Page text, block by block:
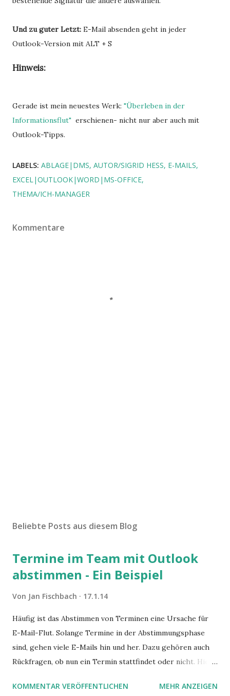
Und zu guter Letzt: E-Mail absenden geht in jeder
Outlook-Version mit ALT + S
Hinweis:
Gerade ist mein neuestes Werk: "Überleben in der
Informationsflut" erschienen- nicht nur aber auch mit
Outlook-Tipps.
LABELS: ABLAGE|DMS AUTOR/SIGRID HESS E-MAILS
EXCEL|OUTLOOK|WORD|MS-OFFICE
THEMA/ICH-MANAGER
Kommentare
Beliebte Posts aus diesem Blog
Termine im Team mit Outlook
abstimmen - Ein Beispiel
Von Jan Fischbach 17.1.14
Häufig ist das Abstimmen von Terminen eine Ursache für
E-Mail-Flut. Solange Termine in der Abstimmungsphase
sind, gehen viele E-Mails hin und her. Dazu gehören auch
Rückfragen, ob nun ein Termin stattfindet oder nicht. Hier
Hilfe von Outlook.
KOMMENTAR VERÖFFENTLICHEN MEHR ANZEIGEN